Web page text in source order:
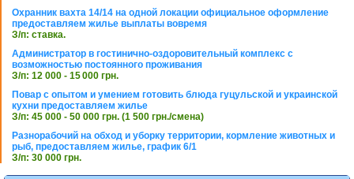
Охранник вахта 14/14 на одной локации официальное оформление
предоставляем жилье выплаты вовремя
З/п: ставка.
Администратор в гостинично-оздоровительный комплекс с
возможностью постоянного проживания
З/п: 12 000 - 15 000 грн.
Повар с опытом и умением готовить блюда гуцульской и украинской
кухни предоставляем жилье
З/п: 45 000 - 50 000 грн. (1 500 грн./смена)
Разнорабочий на обход и уборку территории, кормление животных и
рыб, предоставляем жилье, график 6/1
З/п: 30 000 грн.